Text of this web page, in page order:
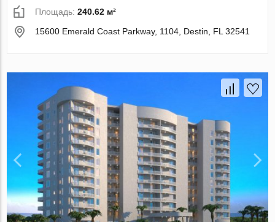
Площадь:240.62 м²
15600 Emerald Coast Parkway, 1104, Destin, FL 32541